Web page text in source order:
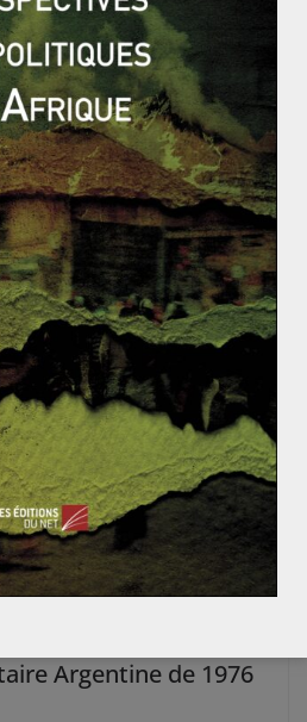
l’incertitude politique à son a
pogée
de confiance
et le Vietnam
Argentine de 1976